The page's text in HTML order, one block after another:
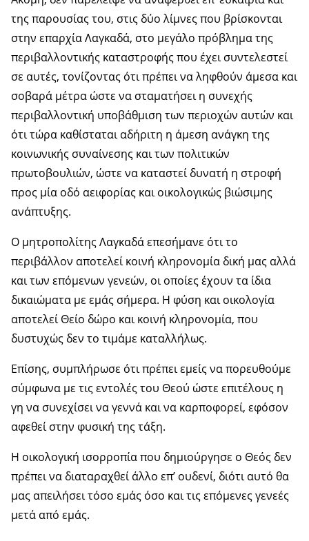
της παρουσίας του, στις δύο λίμνες που βρίσκονται
στην επαρχία Λαγκαδά, στο μεγάλο πρόβλημα της
περιβαλλοντικής καταστροφής που έχει συντελεστεί
σε αυτές, τονίζοντας ότι πρέπει να ληφθούν άμεσα και
σοβαρά μέτρα ώστε να σταματήσει η συνεχής
περιβαλλοντική υποβάθμιση των περιοχών αυτών και
ότι τώρα καθίσταται αδήριτη η άμεση ανάγκη της
κοινωνικής συναίνεσης και των πολιτικών
πρωτοβουλιών, ώστε να καταστεί δυνατή η στροφή
προς μία οδό αειφορίας και οικολογικώς βιώσιμης
ανάπτυξης.
Ο μητροπολίτης Λαγκαδά επεσήμανε ότι το
περιβάλλον αποτελεί κοινή κληρονομία δική μας αλλά
και των επόμενων γενεών, οι οποίες έχουν τα ίδια
δικαιώματα με εμάς σήμερα. Η φύση και οικολογία
αποτελεί Θείο δώρο και κοινή κληρονομία, που
δυστυχώς δεν το τιμάμε καταλλήλως.
Επίσης, συμπλήρωσε ότι πρέπει εμείς να πορευθούμε
σύμφωνα με τις εντολές του Θεού ώστε επιτέλους η
γη να συνεχίσει να γεννά και να καρποφορεί, εφόσον
αφεθεί στην φυσική της τάξη.
Η οικολογική ισορροπία που δημιούργησε ο Θεός δεν
πρέπει να διαταραχθεί άλλο επ’ ουδενί, διότι αυτό θα
μας απειλήσει τόσο εμάς όσο και τις επόμενες γενεές
μετά από εμάς.